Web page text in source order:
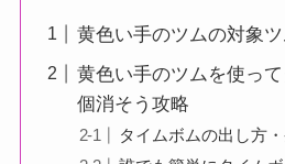
黄色い手のツムの対象
黄色い手のツムを使っ
個消そう攻略
タイムボムの出し方